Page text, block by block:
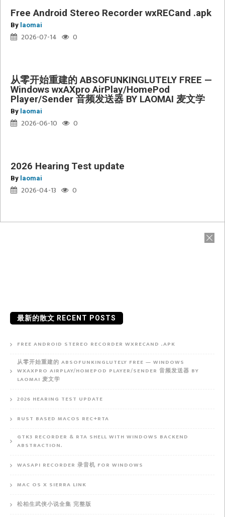
Free Android Stereo Recorder wxRECand .apk
By laomai
2026-07-14 0
LAOMAI
麦
文
从零开始重建的 ABSOFUNKINGLUTELY FREE —
Windows wxAXpro AirPlay/HomePod
Player/Sender 音频发送器 BY LAOMAI 麦文学
By laomai
2026-06-10 0
2026
Hearing
Test
2026 Hearing Test update
By laomai
2026-04-13 0
最新的散文 RECENT POSTS
FREE ANDROID STEREO RECORDER WXRECAND .APK
从零开始重建的 ABSOFUNKINGLUTELY FREE — WINDOWS
WXAXPRO AIRPLAY/HOMEPOD PLAYER/SENDER 音频发送器 BY
LAOMAI 麦文学
2026 HEARING TEST UPDATE
RUST BASED MACOS REC+RTA
GTK3 RECORDER & RTA SHELL WITH WINDOWS BACKEND
ABSTRACTION.
WASAPI RECORDER 录音机 FOR WINDOWS
MAC OS X SIERRA LINK
松柏生武侠小说全集 完整版